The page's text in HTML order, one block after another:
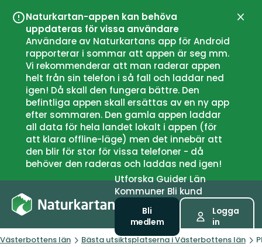
Naturkartan-appen kan behöva
uppdateras för vissa användare
Användare av Naturkartans app för Android
rapporterar i sommar att appen är seg mm.
Vi rekommenderar att man raderar appen
helt från sin telefon i så fall och laddar ned
igen! Då skall den fungera bättre. Den
befintliga appen skall ersättas av en ny app
efter sommaren. Den gamla appen laddar
all data för hela landet lokalt i appen (för
att klara offline-läge) men det innebär att
den blir för stor för vissa telefoner - då
behöver den raderas och laddas ned igen!
UtforskaGuiderLän
Kommuner Bli kund
Bli
medlem
Logga
in
Västerbottens län Bästa utsiktsplatserna i Västerbottens län